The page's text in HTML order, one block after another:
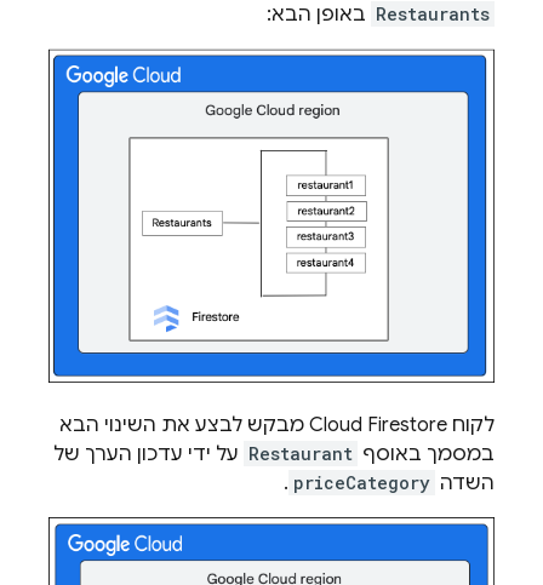
Restaurants באופן הבא:
לקוח Cloud Firestore מבקש לבצע את השינוי הבא
במסמך באוסף Restaurant על ידי עדכון הערך של
השדה priceCategory
.